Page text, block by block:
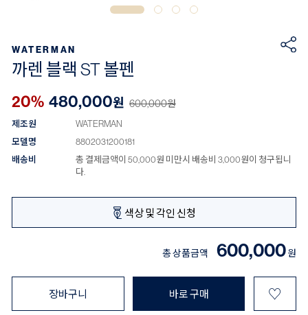
WATERMAN
까렌 블랙 ST 볼펜
20% 480,000원 600,000원
제조원
WATERMAN
모델명
8802031200181
배송비
총 결제금액이 50,000원 미만시 배송비 3,000원이 청구됩니
다.
색상 및 각인 신청
총 상품금액 600,000원
장바구니 바로 구매 ♡